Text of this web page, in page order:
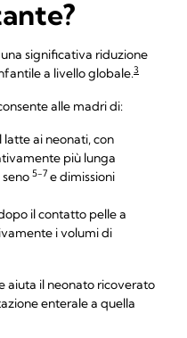
significativa riduzione
a livello globale.3
alle madri di:
ai neonati, con
più lunga
5-7 e dimissioni
il contatto pelle a
i volumi di
aiuta il neonato ricoverato
enterale a quella